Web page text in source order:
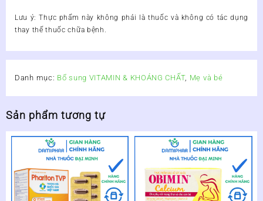
Lưu ý: Thực phẩm này không phải là thuốc và không có tác dụng
thay thế thuốc chữa bệnh.
Danh mục: Bổ sung VITAMIN & KHOÁNG CHẤT, Mẹ và bé
Sản phẩm tương tự